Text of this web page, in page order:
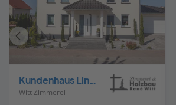
Kundenhaus Lindner
Witt Zimmerei
Vorheriges